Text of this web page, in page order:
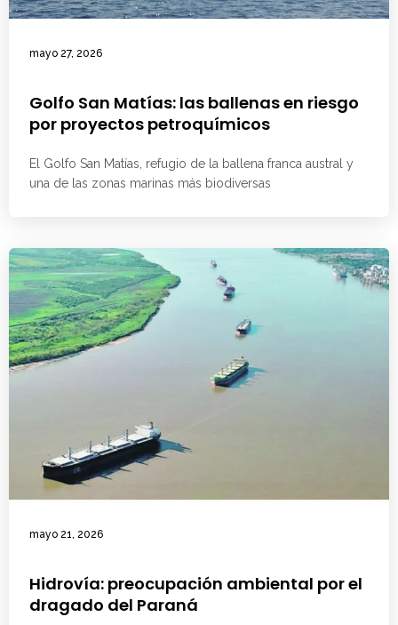
mayo 27, 2026
Golfo San Matías: las ballenas en riesgo
por proyectos petroquímicos
El Golfo San Matías, refugio de la ballena franca austral y
una de las zonas marinas más biodiversas
mayo 21, 2026
Hidrovía: preocupación ambiental por el
dragado del Paraná